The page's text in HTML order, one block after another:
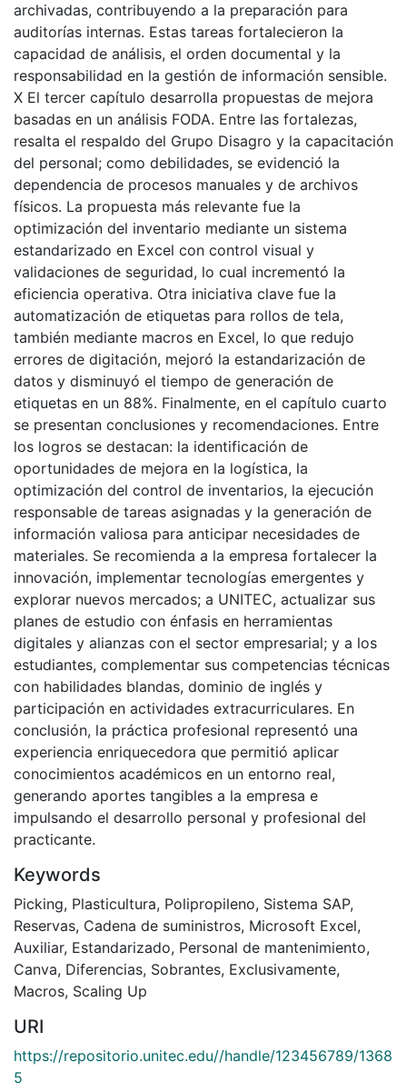
archivadas, contribuyendo a la preparación para
auditorías internas. Estas tareas fortalecieron la
capacidad de análisis, el orden documental y la
responsabilidad en la gestión de información sensible.
X El tercer capítulo desarrolla propuestas de mejora
basadas en un análisis FODA. Entre las fortalezas,
resalta el respaldo del Grupo Disagro y la capacitación
del personal; como debilidades, se evidenció la
dependencia de procesos manuales y de archivos
físicos. La propuesta más relevante fue la
optimización del inventario mediante un sistema
estandarizado en Excel con control visual y
validaciones de seguridad, lo cual incrementó la
eficiencia operativa. Otra iniciativa clave fue la
automatización de etiquetas para rollos de tela,
también mediante macros en Excel, lo que redujo
errores de digitación, mejoró la estandarización de
datos y disminuyó el tiempo de generación de
etiquetas en un 88%. Finalmente, en el capítulo cuarto
se presentan conclusiones y recomendaciones. Entre
los logros se destacan: la identificación de
oportunidades de mejora en la logística, la
optimización del control de inventarios, la ejecución
responsable de tareas asignadas y la generación de
información valiosa para anticipar necesidades de
materiales. Se recomienda a la empresa fortalecer la
innovación, implementar tecnologías emergentes y
explorar nuevos mercados; a UNITEC, actualizar sus
planes de estudio con énfasis en herramientas
digitales y alianzas con el sector empresarial; y a los
estudiantes, complementar sus competencias técnicas
con habilidades blandas, dominio de inglés y
participación en actividades extracurriculares. En
conclusión, la práctica profesional representó una
experiencia enriquecedora que permitió aplicar
conocimientos académicos en un entorno real,
generando aportes tangibles a la empresa e
impulsando el desarrollo personal y profesional del
practicante.
Keywords
Picking, Plasticultura, Polipropileno, Sistema SAP,
Reservas, Cadena de suministros, Microsoft Excel,
Auxiliar, Estandarizado, Personal de mantenimiento,
Canva, Diferencias, Sobrantes, Exclusivamente,
Macros, Scaling Up
URI
https://repositorio.unitec.edu//handle/123456789/1368
5